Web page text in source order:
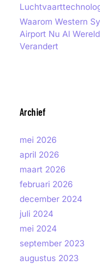
Waarom Western
Airport Nu Al
Verandert
Archief
mei 2026
april 2026
maart 2026
februari 2026
december 2024
juli 2024
mei 2024
september 2023
augustus 2023